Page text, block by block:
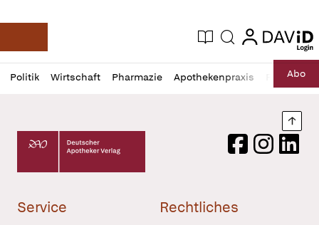
Deutsche Apotheker Zeitung
Aktuelle Ausgabe
Suche login
login
Politik Wirtschaft Pharmazie Apothekenpraxis RechtAbo
Profil
öffnen
Daz
Pur
Deutscher Apotheker Verlag Logo
FacebookInstagram
Service Rechtliches